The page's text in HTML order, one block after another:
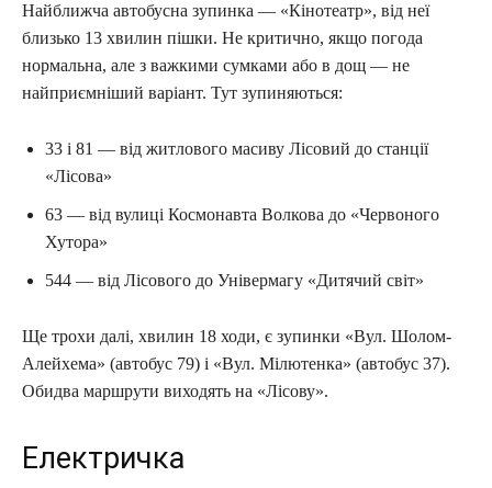
Найближча автобусна зупинка — «Кінотеатр», від неї
близько 13 хвилин пішки. Не критично, якщо погода
нормальна, але з важкими сумками або в дощ — не
найприємніший варіант. Тут зупиняються:
33 і 81 — від житлового масиву Лісовий до станції
«Лісова»
63 — від вулиці Космонавта Волкова до «Червоного
Хутора»
544 — від Лісового до Універмагу «Дитячий світ»
Ще трохи далі, хвилин 18 ходи, є зупинки «Вул. Шолом-
Алейхема» (автобус 79) і «Вул. Мілютенка» (автобус 37).
Обидва маршрути виходять на «Лісову».
Електричка